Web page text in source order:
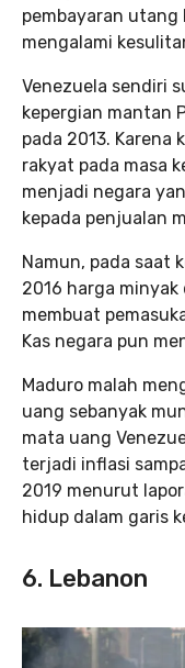
pembayaran utang
mengalami
Venezuela sendiri
kepergian mantan
pada 2013. Karena
rakyat pada masa
menjadi negara
kepada penjualan
Namun, pada saat
2016 harga
membuat
Kas negara pun
Maduro malah
uang sebanyak
mata uang
terjadi inflasi
2019 menurut
hidup dalam garis
6. Lebanon